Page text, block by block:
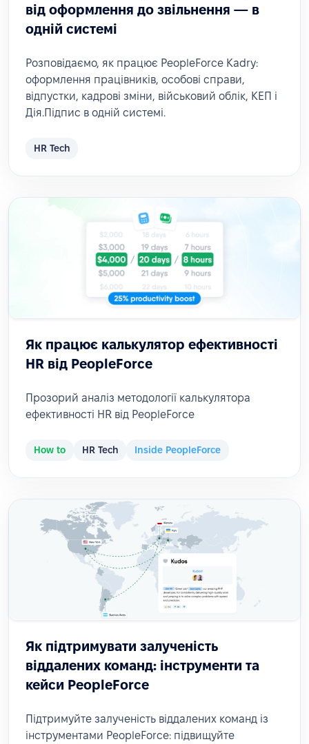
від оформлення до звільнення — в
одній системі
Розповідаємо, як працює PeopleForce Kadry:
оформлення працівників, особові справи,
відпустки, кадрові зміни, військовий облік, КЕП і
Дія.Підпис в одній системі.
HR Tech
Як працює калькулятор ефективності
HR від PeopleForce
Прозорий аналіз методології калькулятора
ефективності HR від PeopleForce
How to HR Tech Inside PeopleForce
Як підтримувати залученість
віддалених команд: інструменти та
кейси PeopleForce
Підтримуйте залученість віддалених команд із
інструментами PeopleForce: підвищуйте